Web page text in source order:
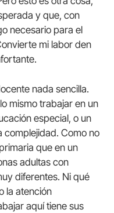
y que, con
necesario para el
mi labor den
nada sencilla.
mismo trabajar en un
especial, o un
complejidad. Como no
que en un
adultas con
diferentes. Ni qué
la atención
aquí tiene sus